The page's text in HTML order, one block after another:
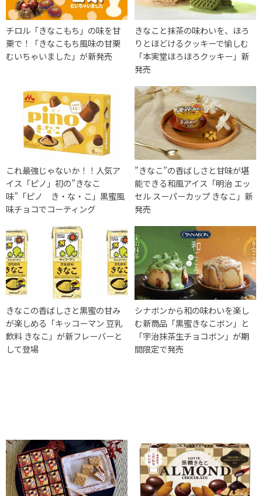
チロル「きなこもち」の味を甘
栗で！「きなこもち風味の甘栗
むいちゃいました」が新発売
きなこと抹茶の味わいを、ほろ
りとほどけるクッキーで愉しむ
「本実堂ほろほろクッキー」新
発売
これ最強じゃないか！！人気ア
イス「ピノ」初の”きなこ
味”「ピノ き・な・こ」黒蜜風
味チョコでコーティング
”きなこ”の香ばしさと甘味が堪
能できる和風アイス「明治 エッ
セル スーパーカップ きなこ」新
発売
きなこの香ばしさと黒蜜の甘み
が楽しめる「キッコーマン 豆乳
飲料 きなこ」が新フレーバーと
して登場
シナボンから和の味わいを楽し
む新商品「黒蜜きなこボン」と
「宇治抹茶生チョコボン」が期
間限定で発売